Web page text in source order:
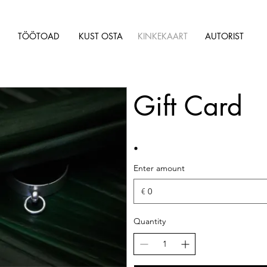
TÖÖTOAD KUST OSTA KINKEKAART AUTORIST
Gift Card
Enter amount
€
Quantity